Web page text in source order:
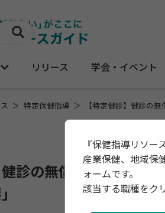
リリース 学会・イベント
特定保健指導 【特定健診】健診の
健診の無償化に受診促
『保健指導リソー
産業保健、地域保
ォームです。
該当する職種をク